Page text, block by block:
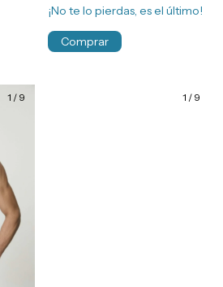
¡No te lo pierdas, es el último!
Comprar
1 / 9 1 / 9